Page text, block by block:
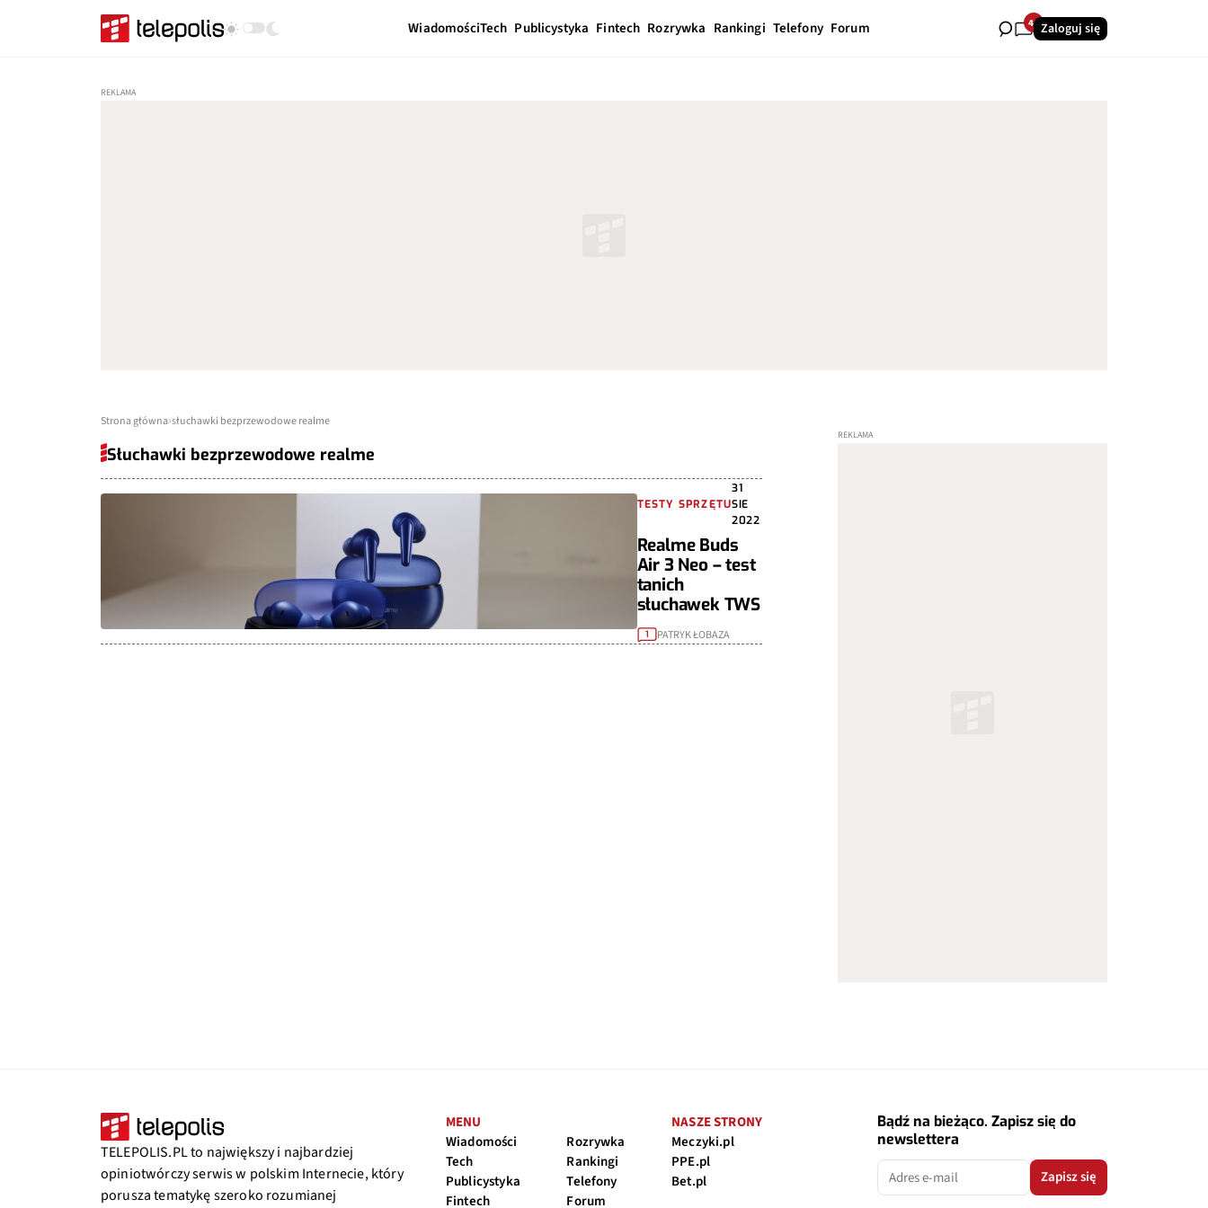
WiadomościTech Publicystyka Fintech Rozrywka Rankingi Telefony Forum 40Zaloguj się
Strona główna słuchawki bezprzewodowe realme
Słuchawki bezprzewodowe realme
TESTY SPRZĘTU
31
SIE
2022
Realme Buds
Air 3 Neo – test
tanich
słuchawek TWS
1 PATRYK ŁOBAZA
TELEPOLIS.PL to największy i najbardziej
opiniotwórczy serwis w polskim Internecie, który
porusza tematykę szeroko rozumianej
MENU
Wiadomości
Tech
Publicystyka
Fintech
Rozrywka
Rankingi
Telefony
Forum
NASZE STRONY
Meczyki.pl
PPE.pl
Bet.pl
Bądź na bieżąco. Zapisz się do
newslettera
Zapisz się